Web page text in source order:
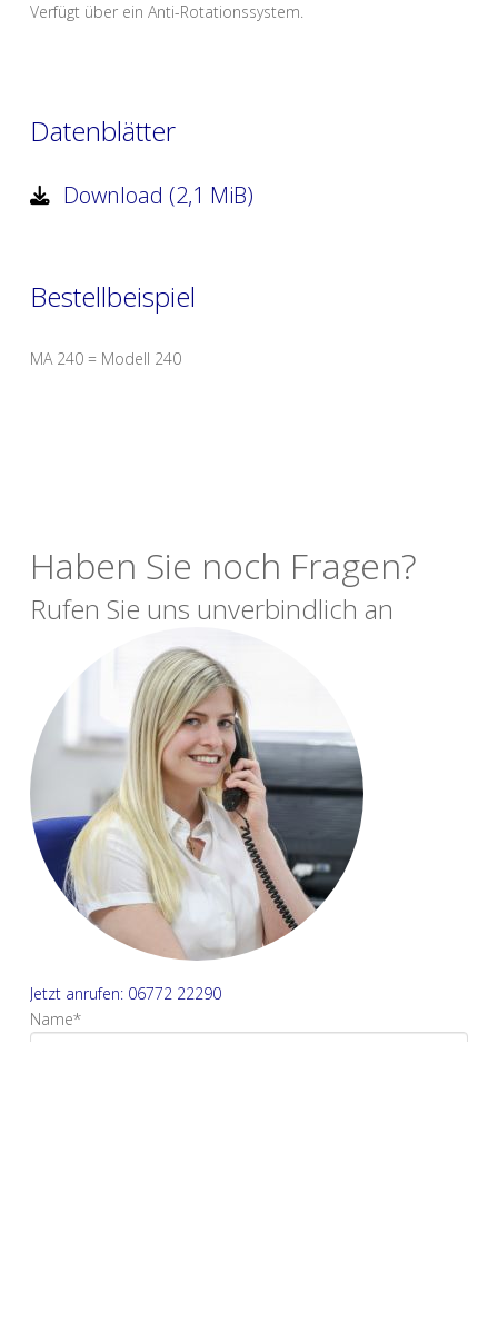
Verfügt über ein Anti-Rotationssystem.
Datenblätter
Download (2,1 MiB)
Bestellbeispiel
MA 240 = Modell 240
Haben Sie noch Fragen?
Rufen Sie uns unverbindlich an
Jetzt anrufen: 06772 22290
Name*